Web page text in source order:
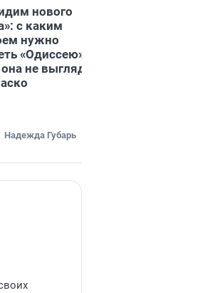
нового
с каким
нужно
«Одиссею»,
не выглядела
Надежда Губарь